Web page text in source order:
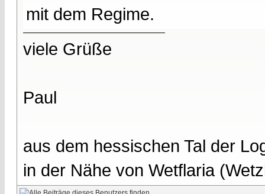
mit dem Regime.
viele Grüße
Paul
aus dem hessischen Tal der
in der Nähe von Wetflaria